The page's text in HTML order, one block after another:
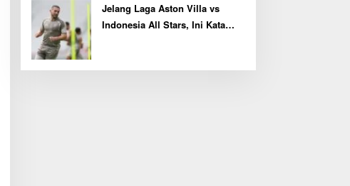
Jelang Laga Aston Villa vs
Indonesia All Stars, Ini Kata